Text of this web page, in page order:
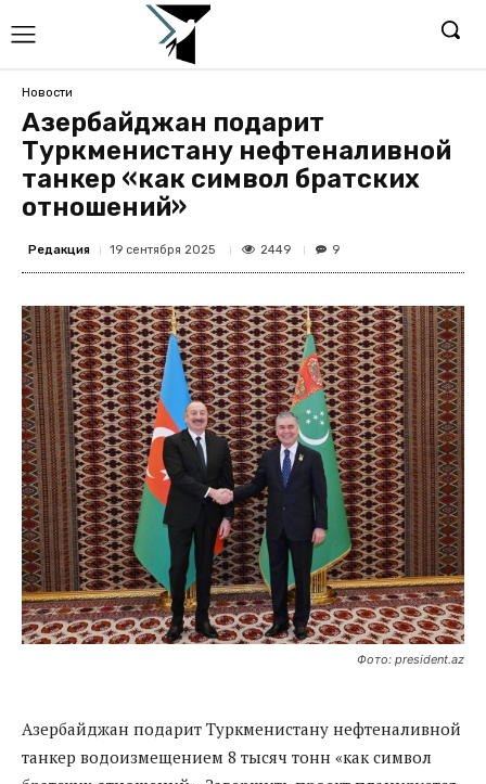
Новости
Азербайджан подарит
Туркменистану нефтеналивной
танкер «как символ братских
отношений»
Редакция 19 сентября 2025 2449 9
Фото: president.az
Азербайджан подарит Туркменистану нефтеналивной
танкер водоизмещением 8 тысяч тонн «как символ